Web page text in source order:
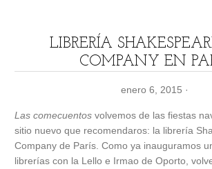
LIBRERÍA
COMPANY EN
enero 6, 2015 ·
Las comecuentos volvemos de las fiestas
sitio nuevo que recomendaros: la librería
Company de París. Como ya inauguramos
librerías con la Lello e Irmao de Oporto,